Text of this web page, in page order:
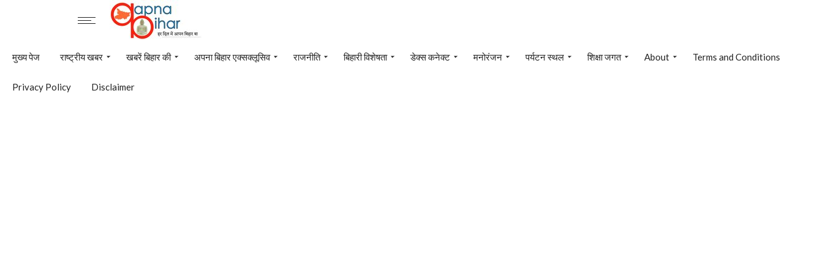
मुख्य पेज राष्ट्रीय खबर खबरें बिहार की अपना बिहार एक्सक्लूसिव राजनीति बिहारी विशेषता डेक्स कनेक्ट मनोरंजन पर्यटन स्थल शिक्षा जगत About Terms and Conditions
Privacy Policy Disclaimer